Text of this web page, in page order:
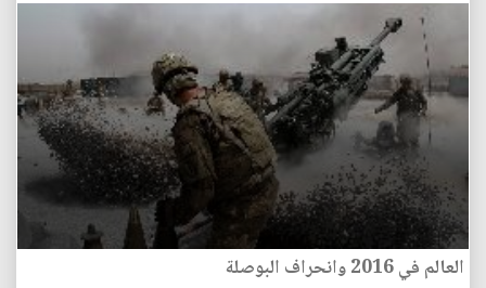
العالم في 2016 وانحراف البوصلة